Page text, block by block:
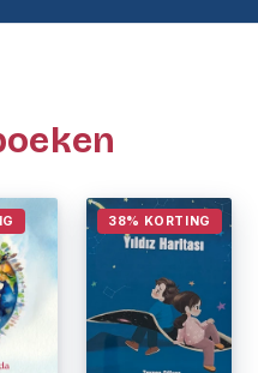
38% KORTING